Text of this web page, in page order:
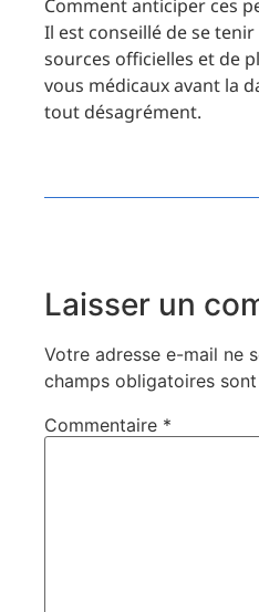
Comment anticiper ces
Il est conseillé de se
sources officielles et de
vous médicaux avant la
tout désagrément.
Laisser un
Votre adresse e-mail ne
champs obligatoires
Commentaire *